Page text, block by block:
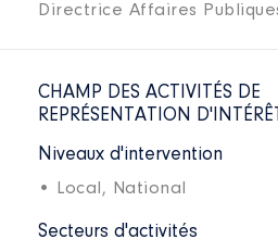
Directrice Affaires
CHAMP DES ACTIVITÉS DE
REPRÉSENTATION
Niveaux d'intervention
• Local, National
Secteurs d'activités